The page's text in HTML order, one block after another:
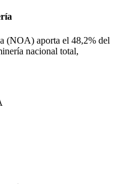
(NOA) aporta el 48,2% del
nacional total,